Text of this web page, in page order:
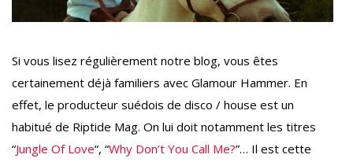
Si vous lisez régulièrement notre blog, vous êtes
certainement déjà familiers avec Glamour Hammer. En
effet, le producteur suédois de disco / house est un
habitué de Riptide Mag. On lui doit notamment les titres
“Jungle Of Love“, “Why Don’t You Call Me?”… Il est cette